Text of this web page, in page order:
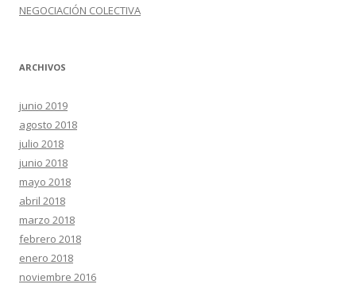
NEGOCIACIÓN COLECTIVA
ARCHIVOS
junio 2019
agosto 2018
julio 2018
junio 2018
mayo 2018
abril 2018
marzo 2018
febrero 2018
enero 2018
noviembre 2016